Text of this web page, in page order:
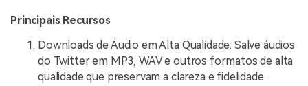
Principais Recursos
Downloads de Áudio em Alta Qualidade: Salve áudios
do Twitter em MP3, WAV e outros formatos de alta
qualidade que preservam a clareza e fidelidade.